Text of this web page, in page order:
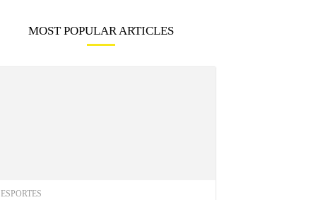
MOST POPULAR ARTICLES
ESPORTES